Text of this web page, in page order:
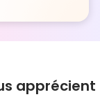
apprécient